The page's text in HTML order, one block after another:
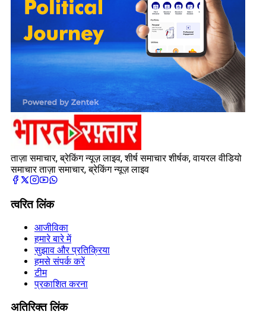
ताज़ा समाचार, ब्रेकिंग न्यूज़ लाइव, शीर्ष समाचार शीर्षक, वायरल वीडियो
समाचार ताज़ा समाचार, ब्रेकिंग न्यूज़ लाइव
त्वरित लिंक
आजीविका
हमारे बारे में
सुझाव और प्रतिक्रिया
हमसे संपर्क करें
टीम
प्रकाशित करना
अतिरिक्त लिंक